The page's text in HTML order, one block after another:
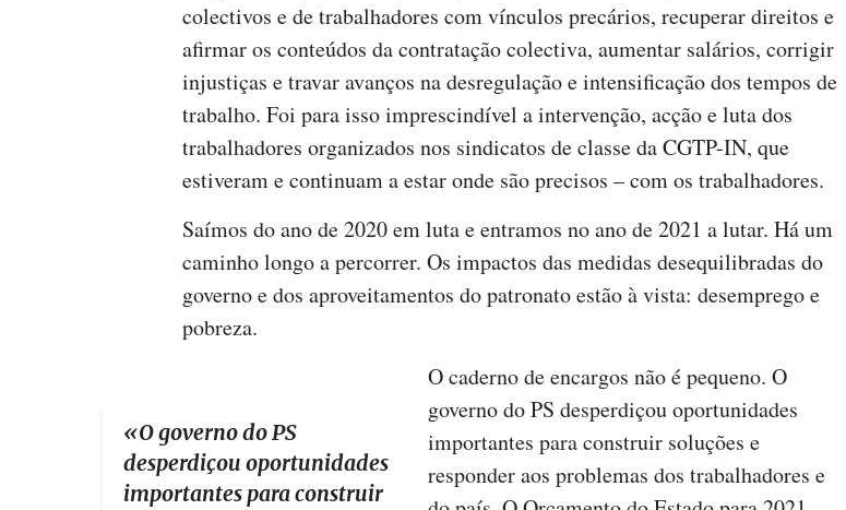
colectivos e de trabalhadores com vínculos precários, recuperar direitos e
afirmar os conteúdos da contratação colectiva, aumentar salários, corrigir
injustiças e travar avanços na desregulação e intensificação dos tempos de
trabalho. Foi para isso imprescindível a intervenção, acção e luta dos
trabalhadores organizados nos sindicatos de classe da CGTP-IN, que
estiveram e continuam a estar onde são precisos – com os trabalhadores.
Saímos do ano de 2020 em luta e entramos no ano de 2021 a lutar. Há um
caminho longo a percorrer. Os impactos das medidas desequilibradas do
governo e dos aproveitamentos do patronato estão à vista: desemprego e
pobreza.
«O governo do PS
desperdiçou oportunidades
importantes para construir
O caderno de encargos não é pequeno. O
governo do PS desperdiçou oportunidades
importantes para construir soluções e
responder aos problemas dos trabalhadores e